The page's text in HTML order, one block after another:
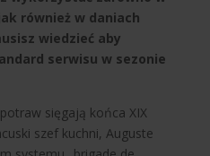
również w daniach
wiedzieć aby
serwisu w sezonie
sięgają końca XIX
szef kuchni, Auguste